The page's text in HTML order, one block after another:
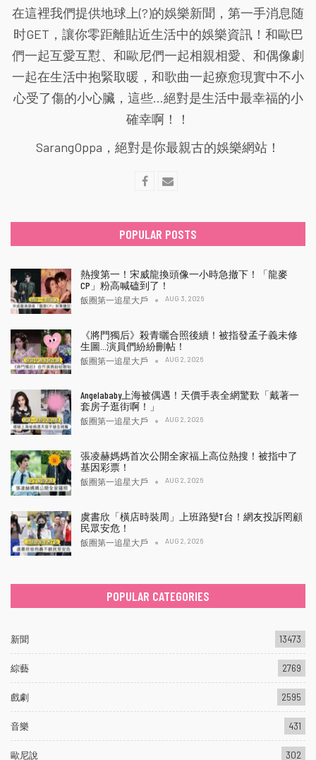
在這裡我們提供地球上(?)的娛樂新聞，第一手消息随
时GET，讓你零距離貼近生活中的娛樂資訊！和歐巴
們一起互愛互懟、和歐尼們一起相親相愛、和偶像劇
一起在生活中抱緊取暖，和歌曲一起療愈現實中不小
心受了傷的小心臟，這些...絕對是生活中最幸福的小
確幸啊！！
SarangOppa，絕對是你最親古的娛樂網站！
POPULAR POSTS
熱搜第一！宋威龍換頭像一小時急撤下！「龍麥
CP」粉高喊磕到了！
飯圈第一追星大戶 AUG 3, 2026
《將門獨后》殺青曬合照後續！被指發孟子義未修
生圖…演員們紛紛刪帖！
飯圈第一追星大戶 AUG 2, 2026
Angelababy上海被偶遇！天價手表全網驚歎「戴著一
套房子逛街啊！」
飯圈第一追星大戶 AUG 2, 2026
張凌赫媽媽首次公開全家福上高位熱搜！被指中了
基因彩票！
飯圈第一追星大戶 AUG 2, 2026
虞書欣「橫店時裝周」上班路變T台！網友投訴罔顧
民眾安危！
飯圈第一追星大戶 AUG 2, 2026
POPULAR CATEGORIES
新聞 13473
綜藝 2769
戲劇 2595
音樂 431
歐尼說 302